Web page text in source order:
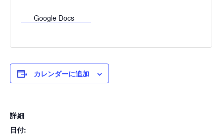
Google Docs
カレンダーに追加
詳細
日付: